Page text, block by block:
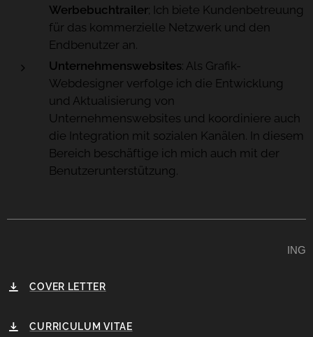
Werbebuchtrailer; Ich biete Kundenbetreuung
für das kommerzielle Netzwerk und den
Endbenutzer an.
Unternehmenswebsites: Als Grafik-
Webdesigner verfolge ich die Entwicklung
und Aktualisierung von
Unternehmenswebsites und koordiniere auch
die Integration mit sozialen Kanälen. In diesem
Bereich beschäftige ich mich auch mit der
Benutzerunterstützung.
ING
COVER LETTER
CURRICULUM VITAE